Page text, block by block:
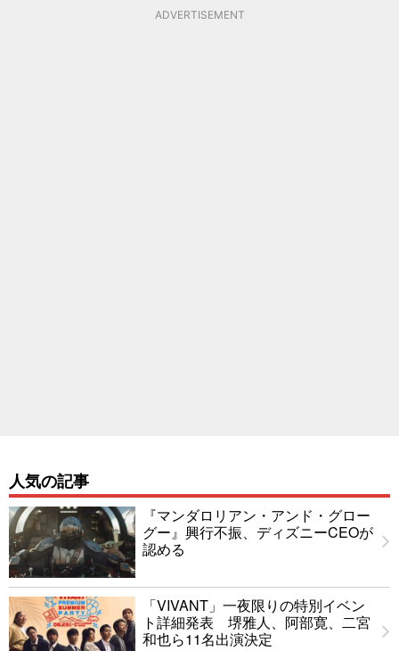
ADVERTISEMENT
人気の記事
『マンダロリアン・アンド・グロー
グー』興行不振、ディズニーCEOが
認める
「VIVANT」一夜限りの特別イベン
ト詳細発表 堺雅人、阿部寛、二宮
和也ら11名出演決定